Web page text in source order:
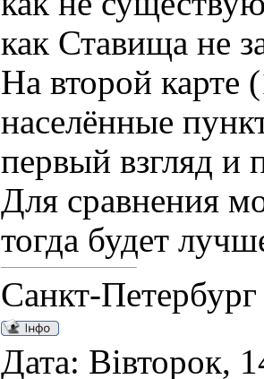
как Ставища не
На второй карте
населённые
первый взгляд и
Для сравнения
тогда будет
Санкт-Петербург
Дата: Вівторок,